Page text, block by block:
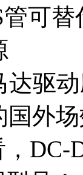
可
驱
国外
DC-